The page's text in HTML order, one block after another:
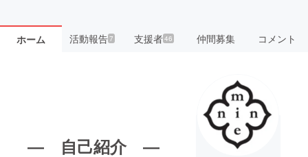
ホーム 活動報告7 支援者46 仲間募集 コメント
― 自己紹介 ―